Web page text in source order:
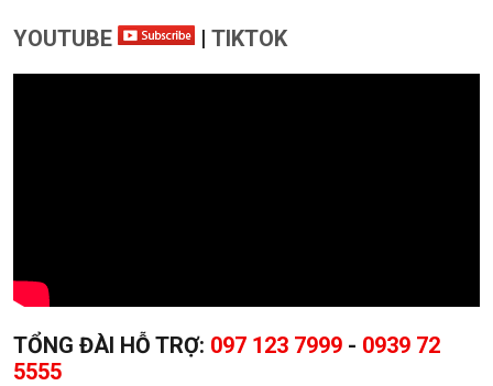
YOUTUBE | TIKTOK
TỔNG ĐÀI HỖ TRỢ: 097 123 7999 - 0939 72
5555